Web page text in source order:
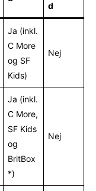
d
Ja (inkl.
C More
og SF
Kids)
Nej
Ja (inkl.
C More,
SF Kids
og
BritBox
*)
Nej